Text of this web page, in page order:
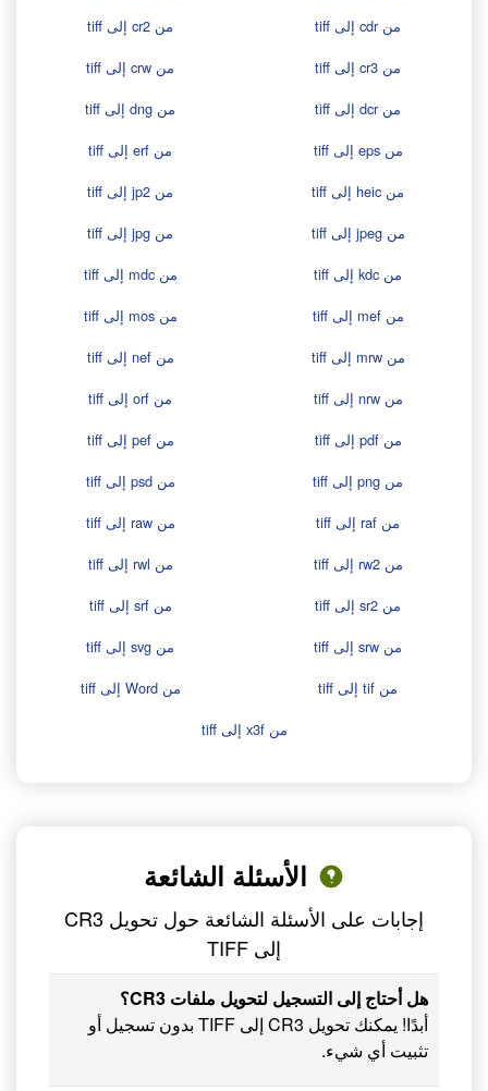
من cdr إلى tiff
من cr2 إلى tiff
من cr3 إلى tiff
من crw إلى tiff
من dcr إلى tiff
من dng إلى tiff
من eps إلى tiff
من erf إلى tiff
من heic إلى tiff
من jp2 إلى tiff
من jpeg إلى tiff
من jpg إلى tiff
من kdc إلى tiff
من mdc إلى tiff
من mef إلى tiff
من mos إلى tiff
من mrw إلى tiff
من nef إلى tiff
من nrw إلى tiff
من orf إلى tiff
من pdf إلى tiff
من pef إلى tiff
من png إلى tiff
من psd إلى tiff
من raf إلى tiff
من raw إلى tiff
من rw2 إلى tiff
من rwl إلى tiff
من sr2 إلى tiff
من srf إلى tiff
من srw إلى tiff
من svg إلى tiff
من tif إلى tiff
من Word إلى tiff
من x3f إلى tiff
الأسئلة الشائعة
إجابات على الأسئلة الشائعة حول تحويل CR3
إلى TIFF
هل أحتاج إلى التسجيل لتحويل ملفات CR3؟
أبدًا! يمكنك تحويل CR3 إلى TIFF بدون تسجيل أو
تثبيت أي شيء.